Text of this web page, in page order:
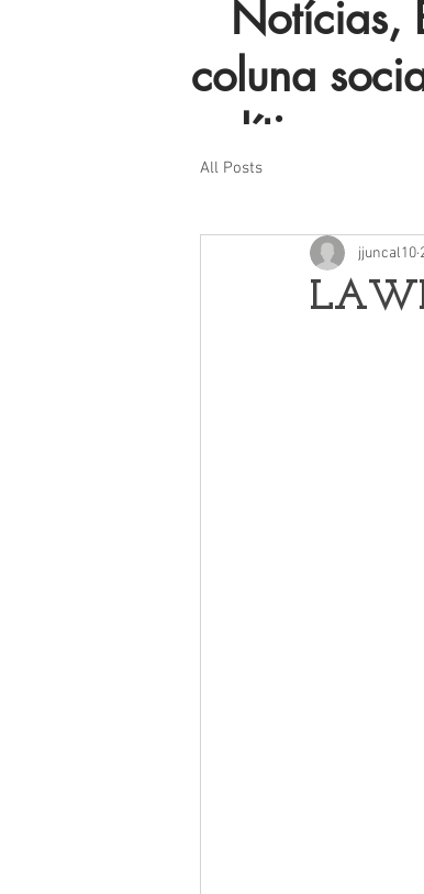
Notícias,
coluna
política e
All Posts
jjuncal10